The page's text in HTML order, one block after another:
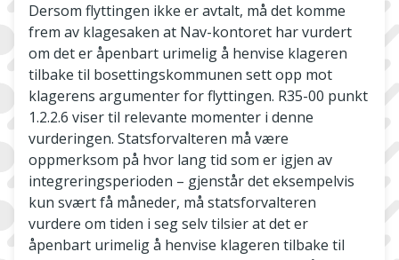
Dersom flyttingen ikke er avtalt, må det komme
frem av klagesaken at Nav-kontoret har vurdert
om det er åpenbart urimelig å henvise klageren
tilbake til bosettingskommunen sett opp mot
klagerens argumenter for flyttingen. R35-00 punkt
1.2.2.6 viser til relevante momenter i denne
vurderingen. Statsforvalteren må være
oppmerksom på hvor lang tid som er igjen av
integreringsperioden – gjenstår det eksempelvis
kun svært få måneder, må statsforvalteren
vurdere om tiden i seg selv tilsier at det er
åpenbart urimelig å henvise klageren tilbake til